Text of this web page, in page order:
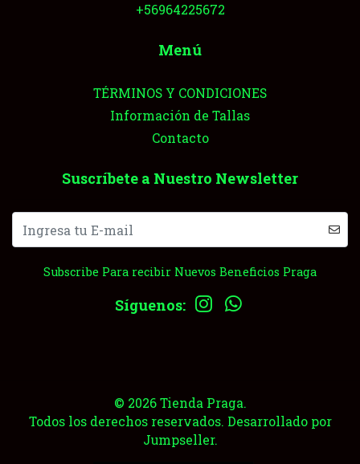
+56964225672
Menú
TÉRMINOS Y CONDICIONES
Información de Tallas
Contacto
Suscríbete a Nuestro Newsletter
Subscribe Para recibir Nuevos Beneficios Praga
Síguenos:
© 2026 Tienda Praga.
Todos los derechos reservados. Desarrollado por
Jumpseller.